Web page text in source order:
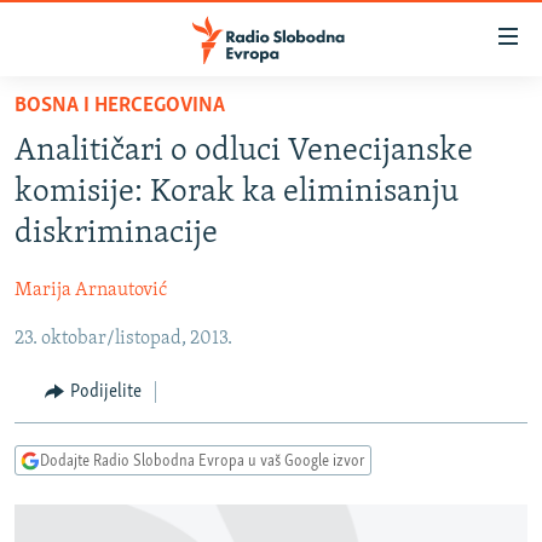
Pređite
glavni
sadržaj
Pređite
na
glavnu
navigaciju
Pređite
pretragu
VIJESTI
BOSNA I HERCEGOVINA
SRBIJA
CRNA GORA
VIZUELNO
VIDEO
INFOGRAFIKE
PODCASTI
KINA NA BALKANU
BOSNA I HERCEGOVINA
Analitičari o odluci Venecijanske
komisije: Korak ka eliminisanju
diskriminacije
Marija Arnautović
23. oktobar/listopad, 2013.
Podijelite
Dodajte Radio Slobodna Evropa u vaš Google izvor